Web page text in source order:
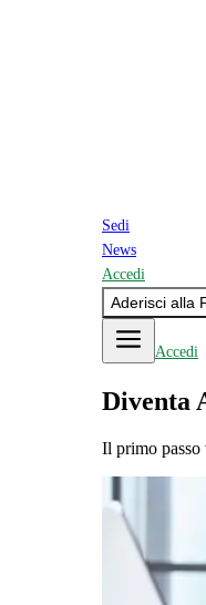
Sedi
News
Accedi
Aderisci alla
Accedi
Diventa
Il primo passo